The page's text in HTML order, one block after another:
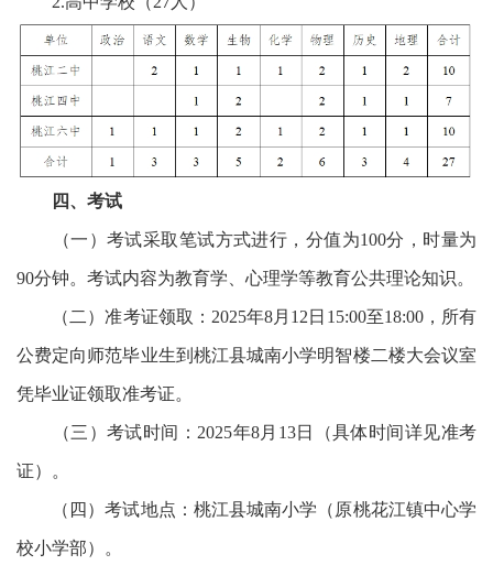
四、考试
（一）考试采取笔试方式进行，分值为100分，时量为
90分钟。考试内容为教育学、心理学等教育公共理论知识。
（二）准考证领取：2025年8月12日15:00至18:00，所有
公费定向师范毕业生到桃江县城南小学明智楼二楼大会议室
凭毕业证领取准考证。
（三）考试时间：2025年8月13日（具体时间详见准考
证）。
（四）考试地点：桃江县城南小学（原桃花江镇中心学
校小学部）。